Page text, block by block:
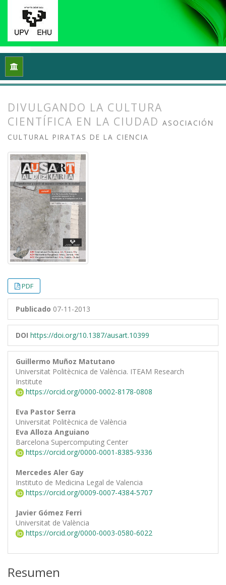
Inicio
DIVULGANDO LA CULTURA
CIENTÍFICA EN LA CIUDAD ASOCIACIÓN
CULTURAL PIRATAS DE LA CIENCIA
PDF
Publicado 07-11-2013
DOI https://doi.org/10.1387/ausart.10399
Guillermo Muñoz Matutano
Universitat Politècnica de València. ITEAM Research
Institute
https://orcid.org/0000-0002-8178-0808
Eva Pastor Serra
Universitat Politècnica de València
Eva Alloza Anguiano
Barcelona Supercomputing Center
https://orcid.org/0000-0001-8385-9336
Mercedes Aler Gay
Instituto de Medicina Legal de Valencia
https://orcid.org/0009-0007-4384-5707
Javier Gómez Ferri
Universitat de València
https://orcid.org/0000-0003-0580-6022
Resumen